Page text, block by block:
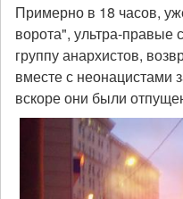
Примерно в 18 часов,
ворота", ультра-
группу анархистов,
вместе с неонацистами
вскоре они были